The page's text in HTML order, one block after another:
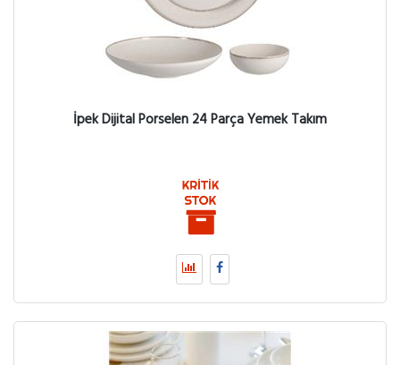
İpek Dijital Porselen 24 Parça Yemek Takım